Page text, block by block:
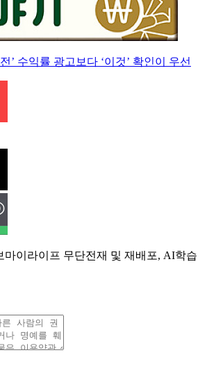
전’ 수익률 광고보다 ‘이것’ 확인이 우선
이라이프 무단전재 및 재배포, AI학습